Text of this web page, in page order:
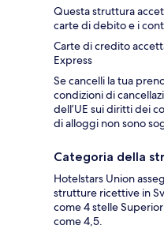
Questa struttura
carte di debito e i
Carte di credito
Express
Se cancelli la tua
condizioni di
dell’UE sui diritti dei
di alloggi non sono
Categoria della
Hotelstars Union
strutture ricettive in
come 4 stelle
come 4,5.